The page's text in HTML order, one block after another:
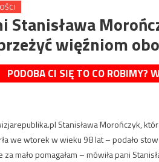
Stanisława
więźniom
PODOBA CI SIĘ TO CO ROBIMY?
Stanisława Morończyk,
we wtorek w wieku 98 lat – podało
za mało pomagałam – mówiła pani